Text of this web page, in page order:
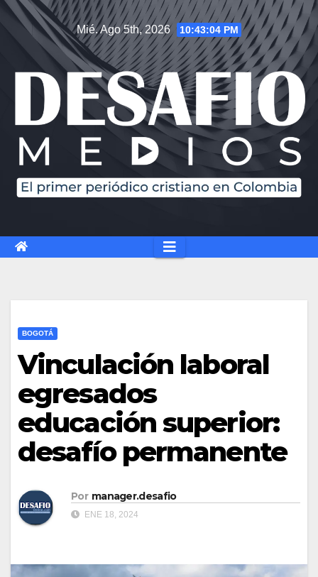
Mié. Ago 5th, 2026 10:43:05 PM
BOGOTÁ
Vinculación laboral
egresados
educación superior:
desafío permanente
Por manager.desafio
ENE 18, 2024